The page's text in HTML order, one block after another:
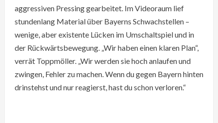
aggressiven Pressing gearbeitet. Im Videoraum lief
stundenlang Material über Bayerns Schwachstellen –
wenige, aber existente Lücken im Umschaltspiel und in
der Rückwärtsbewegung. „Wir haben einen klaren Plan“,
verrät Toppmöller. „Wir werden sie hoch anlaufen und
zwingen, Fehler zu machen. Wenn du gegen Bayern hinten
drinstehst und nur reagierst, hast du schon verloren.“